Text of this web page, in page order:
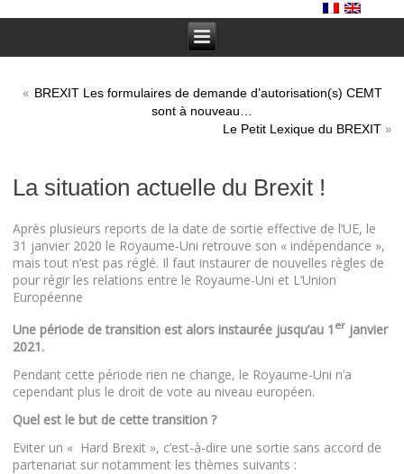
« BREXIT Les formulaires de demande d’autorisation(s) CEMT
sont à nouveau…
Le Petit Lexique du BREXIT»
La situation actuelle du Brexit !
Après plusieurs reports de la date de sortie effective de l’UE, le
31 janvier 2020 le Royaume-Uni retrouve son « indépendance »,
mais tout n’est pas réglé. Il faut instaurer de nouvelles règles de
pour régir les relations entre le Royaume-Uni et L’Union
Européenne
Une période de transition est alors instaurée jusqu’au 1 er janvier
2021.
Pendant cette période rien ne change, le Royaume-Uni n’a
cependant plus le droit de vote au niveau européen.
Quel est le but de cette transition ?
Eviter un « Hard Brexit », c’est-à-dire une sortie sans accord de
partenariat sur notamment les thèmes suivants :